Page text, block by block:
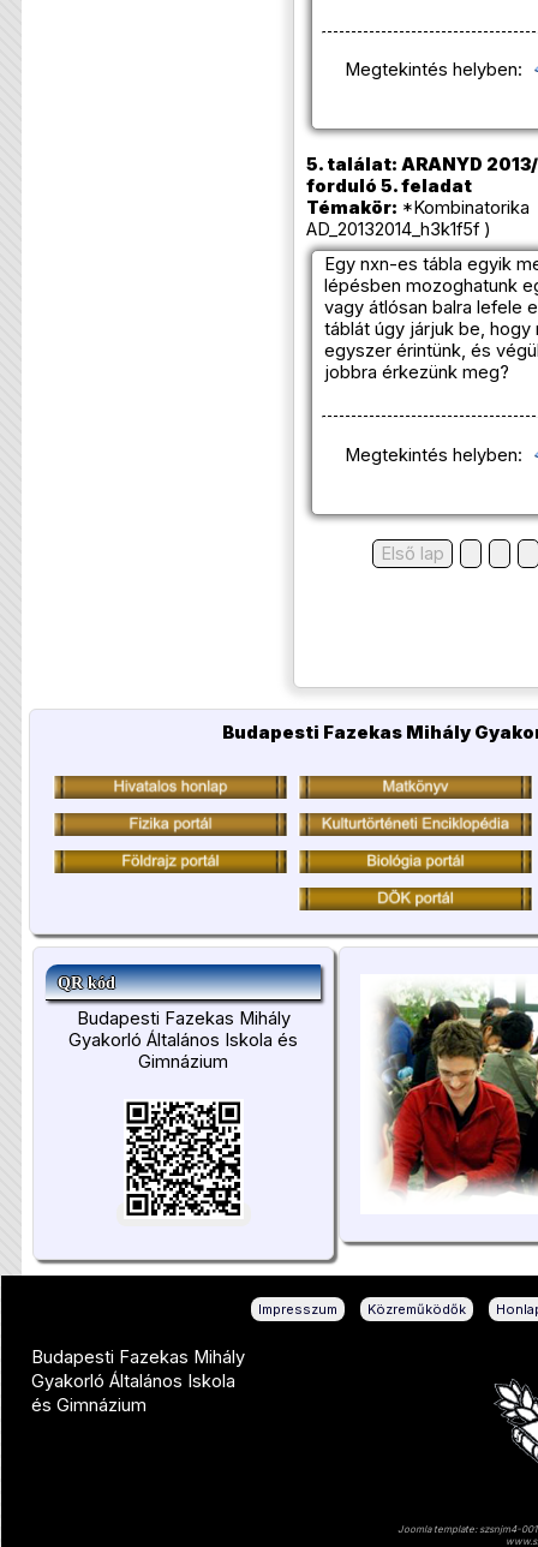
Megtekintés helyben:
5. találat: ARANYD
forduló 5. feladat
Témakör:
AD_20132014_h3k1f5f )
Egy nxn-es tábla egyik
lépésben mozoghatunk
vagy átlósan balra lefele
táblát úgy járjuk be,
egyszer érintünk, és
jobbra érkezünk meg?
Megtekintés helyben:
Első lap
Budapesti Fazekas Mihály
QR kód
Budapesti Fazekas Mihály
Gyakorló Általános Iskola és
Gimnázium
Impresszum Közreműködők
Budapesti Fazekas Mihály
Gyakorló Általános Iskola
és Gimnázium
Joomla template: szsnjm4-